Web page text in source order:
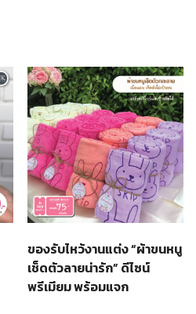
ของรับไหว้งานแต่ง “ผ้าขนหนู
เช็ดตัวลายน่ารัก” ดีไซน์
พรีเมียม พร้อมแจก